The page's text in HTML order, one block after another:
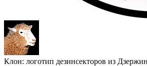
Клон: логотип дезинсекторов из